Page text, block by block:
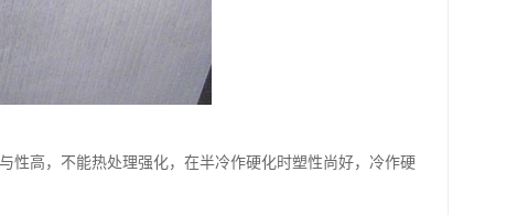
性高，不能热处理强化，在半冷作硬化时塑性尚好，冷作硬